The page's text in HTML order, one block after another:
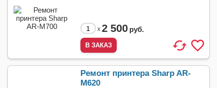
x 2 500 руб.
Ремонт принтера Sharp AR-
M620